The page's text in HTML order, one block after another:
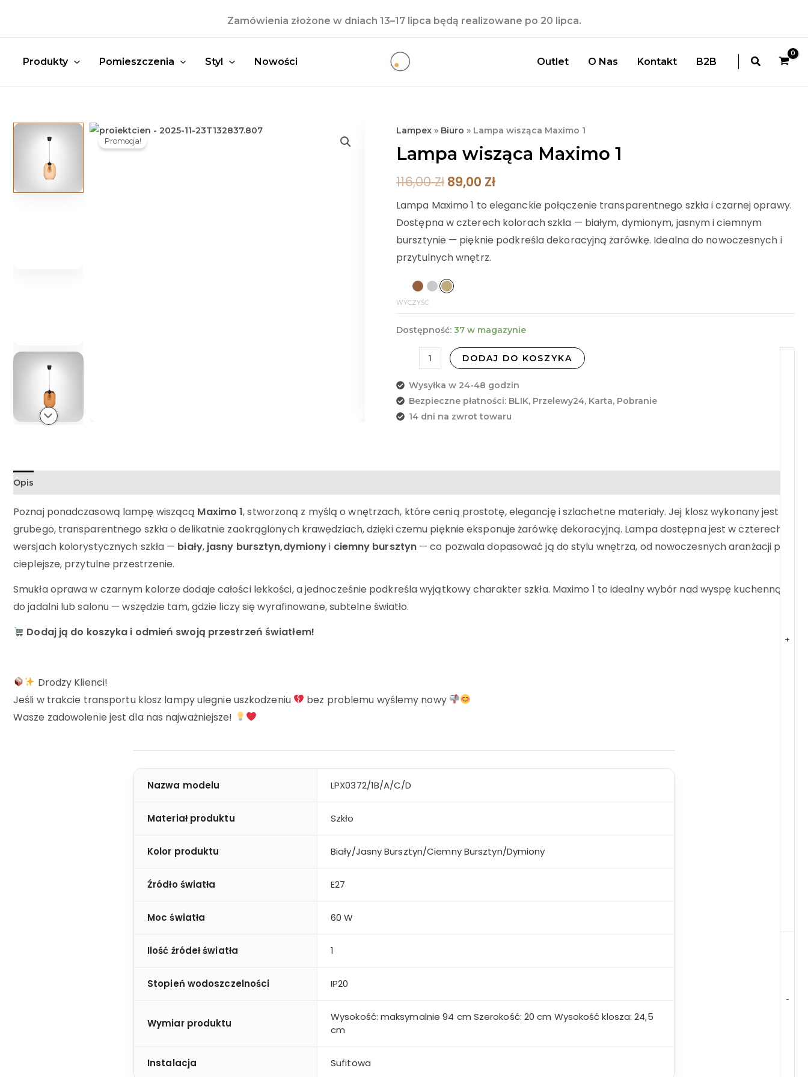
Zamówienia złożone w dniach 13–17 lipca będą realizowane po 20 lipca.
Produkty Pomieszczenia Styl Nowości Outlet O Nas Kontakt B2B Szukaj
Promocja!
Lampex » Biuro » Lampa wisząca Maximo 1
Lampa wisząca Maximo 1
116,00Zł
Pierwotna
Cena
Wynosiła:
116,00 Zł.
89,00 Zł
Aktualna
Cena
Wynosi:
89,00 Zł.
Lampa Maximo 1 to eleganckie połączenie transparentnego szkła i czarnej oprawy.
Dostępna w czterech kolorach szkła — białym, dymionym, jasnym i ciemnym
bursztynie — pięknie podkreśla dekoracyjną żarówkę. Idealna do nowoczesnych i
przytulnych wnętrz.
WYCZYŚĆ
Dostępność: 37 w magazynie
-
ilość
Lampa
wisząca
Maximo
+
DODAJ DO KOSZYKA
Wysyłka w 24-48 godzin
Bezpieczne płatności: BLIK, Przelewy24, Karta, Pobranie
14 dni na zwrot towaru
Opis
Poznaj ponadczasową lampę wiszącą Maximo 1, stworzoną z myślą o wnętrzach, które cenią prostotę, elegancję i szlachetne materiały. Jej klosz wykonany jest z
grubego, transparentnego szkła o delikatnie zaokrąglonych krawędziach, dzięki czemu pięknie eksponuje żarówkę dekoracyjną. Lampa dostępna jest w czterech
wersjach kolorystycznych szkła — biały, jasny bursztyn,dymionyi ciemny bursztyn — co pozwala dopasować ją do stylu wnętrza, od nowoczesnych aranżacji po
cieplejsze, przytulne przestrzenie.
Smukła oprawa w czarnym kolorze dodaje całości lekkości, a jednocześnie podkreśla wyjątkowy charakter szkła. Maximo 1 to idealny wybór nad wyspę kuchenną,
do jadalni lub salonu — wszędzie tam, gdzie liczy się wyrafinowane, subtelne światło.
Dodaj ją do koszyka i odmień swoją przestrzeń światłem!
Drodzy Klienci!
Jeśli w trakcie transportu klosz lampy ulegnie uszkodzeniu
bez problemu wyślemy nowy
Wasze zadowolenie jest dla nas najważniejsze!
Nazwa modelu LPX0372/1B/A/C/D
Materiał produktu Szkło
Kolor produktu Biały/Jasny Bursztyn/Ciemny Bursztyn/Dymiony
Źródło światła E27
Moc światła 60 W
Ilość źródeł światła 1
Stopień wodoszczelności IP20
Wymiar produktu
Wysokość: maksymalnie 94 cm Szerokość: 20 cm Wysokość klosza: 24,5
cm
Instalacja Sufitowa